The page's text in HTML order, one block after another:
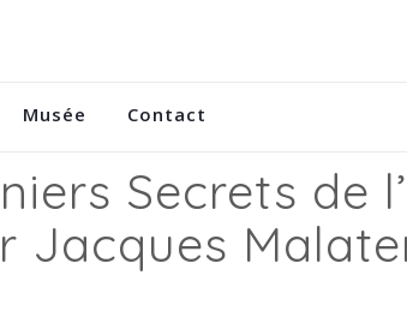
Musée Contact
Secrets de
Jacques